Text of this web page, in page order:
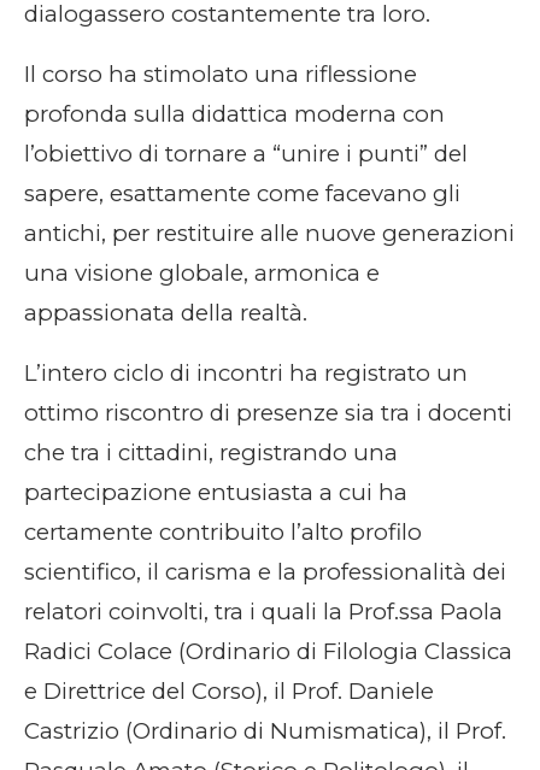
dialogassero costantemente tra loro.
Il corso ha stimolato una riflessione
profonda sulla didattica moderna con
l’obiettivo di tornare a “unire i punti” del
sapere, esattamente come facevano gli
antichi, per restituire alle nuove generazioni
una visione globale, armonica e
appassionata della realtà.
L’intero ciclo di incontri ha registrato un
ottimo riscontro di presenze sia tra i docenti
che tra i cittadini, registrando una
partecipazione entusiasta a cui ha
certamente contribuito l’alto profilo
scientifico, il carisma e la professionalità dei
relatori coinvolti, tra i quali la Prof.ssa Paola
Radici Colace (Ordinario di Filologia Classica
e Direttrice del Corso), il Prof. Daniele
Castrizio (Ordinario di Numismatica), il Prof.